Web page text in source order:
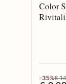
Color
-35%€